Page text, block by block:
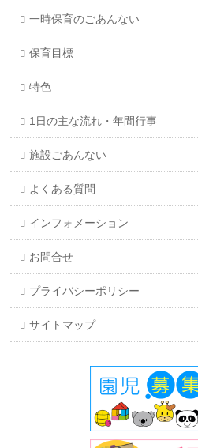
一時保育のごあんない
保育目標
特色
1日の主な流れ・年間行事
施設ごあんない
よくある質問
インフォメーション
お問合せ
プライバシーポリシー
サイトマップ